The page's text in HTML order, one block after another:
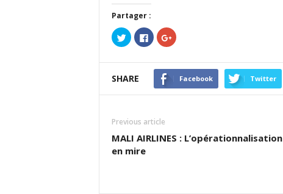
Partager :
Cliquez
pour
partager
Twitter(ouvre
une
nouvelle
fenêtre)
Cliquez
pour
partager
Facebook(ouvre
dans
une
nouvelle
fenêtre)
Cliquez
pour
Google+
(ouvre
dans
une
nouvelle
SHARE Facebook Twitter
Previous article
MALI AIRLINES : L’opérationnalisation
en mire